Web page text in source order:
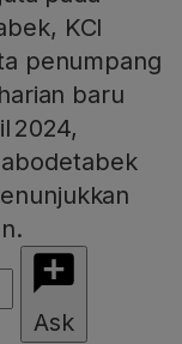
KCI
penumpang
baru
2024,
Ask